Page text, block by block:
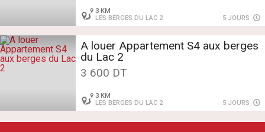
3 KM
LES BERGES DU LAC 2
5 JOURS
A louer Appartement S4 aux berges
du Lac 2
3 600 DT
3 KM
LES BERGES DU LAC 2
5 JOURS